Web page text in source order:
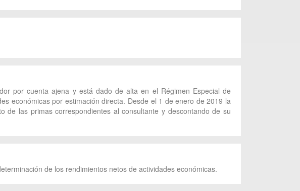
por cuenta ajena y está dado de alta en el Régimen Especial de
económicas por estimación directa. Desde el 1 de enero de 2019 la
las primas correspondientes al consultante y descontando de su
de los rendimientos netos de actividades económicas.